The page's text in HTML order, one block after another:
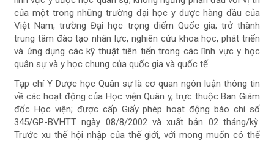
của một trong những trường đại học y dược hàng đầu của
Việt Nam, trường Đại học trọng điểm Quốc gia; trở thành
trung tâm đào tạo nhân lực, nghiên cứu khoa học, phát triển
và ứng dụng các kỹ thuật tiên tiến trong các lĩnh vực y học
quân sự và y học chung của quốc gia và quốc tế.
Tạp chí Y Dược học Quân sự là cơ quan ngôn luận thông tin
về các hoạt động của Học viện Quân y, trực thuộc Ban Giám
đốc Học viện; được cấp Giấy phép hoạt động báo chí số
345/GP-BVHTT ngày 08/8/2002 và xuất bản 02 tháng/kỳ.
Trước xu thế hội nhập của thế giới, với mong muốn có thể